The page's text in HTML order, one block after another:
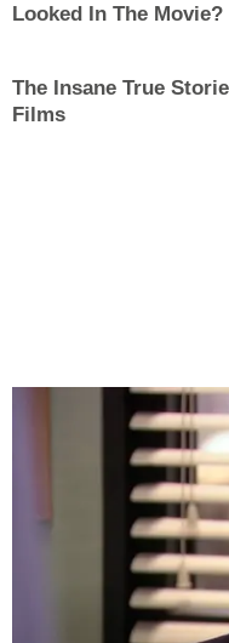
Looked In The Movie?
The Insane True
Films